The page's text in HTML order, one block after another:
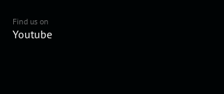
Find us on
Youtube